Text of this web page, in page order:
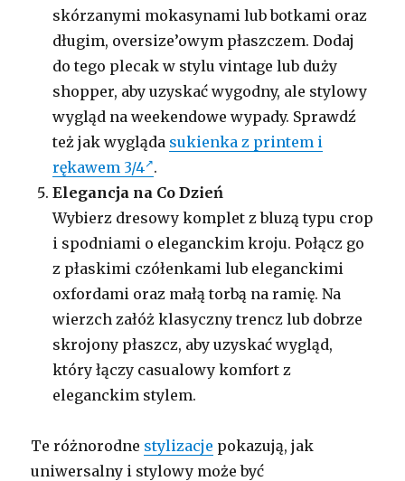
skórzanymi mokasynami lub botkami oraz
długim, oversize’owym płaszczem. Dodaj
do tego plecak w stylu vintage lub duży
shopper, aby uzyskać wygodny, ale stylowy
wygląd na weekendowe wypady. Sprawdź
też jak wygląda sukienka z printem i
rękawem 3/4 .
Elegancja na Co Dzień
Wybierz dresowy komplet z bluzą typu crop
i spodniami o eleganckim kroju. Połącz go
z płaskimi czółenkami lub eleganckimi
oxfordami oraz małą torbą na ramię. Na
wierzch załóż klasyczny trencz lub dobrze
skrojony płaszcz, aby uzyskać wygląd,
który łączy casualowy komfort z
eleganckim stylem.
Te różnorodne stylizacje pokazują, jak
uniwersalny i stylowy może być